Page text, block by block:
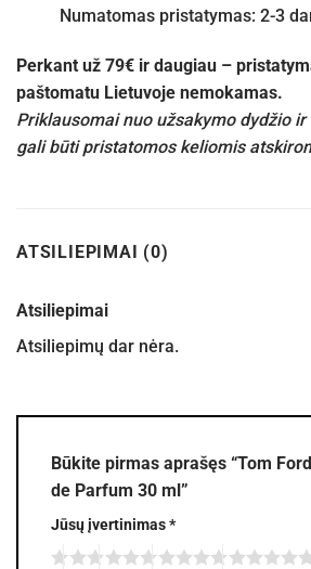
Numatomas pristatymas: 2-3
Perkant už 79€ ir daugiau –
paštomatu Lietuvoje nemokamas.
Priklausomai nuo užsakymo dydžio
gali būti pristatomos keliomis
ATSILIEPIMAI (0)
Atsiliepimai
Atsiliepimų dar nėra.
Būkite pirmas aprašęs “Tom
de Parfum 30 ml”
Jūsų įvertinimas*